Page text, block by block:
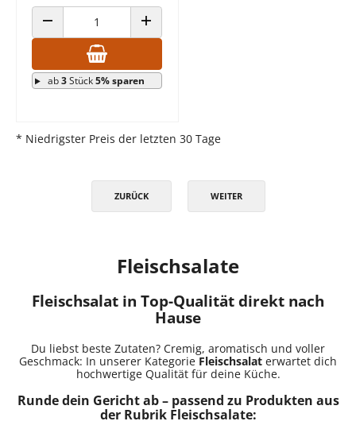
ANZAHL VERRINGERN ANZAHL ERHÖHEN
ab3Stück5% sparen
* Niedrigster Preis der letzten 30 Tage
ZURÜCK WEITER
Fleischsalate
Fleischsalat in Top-Qualität direkt nach
Hause
Du liebst beste Zutaten? Cremig, aromatisch und voller
Geschmack: In unserer Kategorie Fleischsalat erwartet dich
hochwertige Qualität für deine Küche.
Runde dein Gericht ab – passend zu Produkten aus
der Rubrik Fleischsalate: